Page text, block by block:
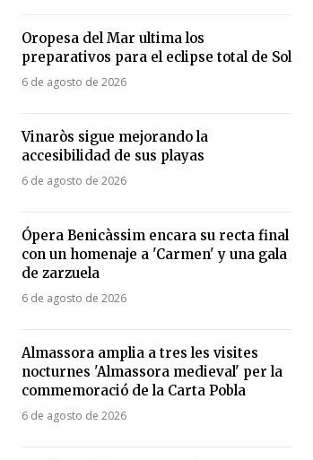
Oropesa del Mar ultima los
preparativos para el eclipse total de Sol
6 de agosto de 2026
Vinaròs sigue mejorando la
accesibilidad de sus playas
6 de agosto de 2026
Ópera Benicàssim encara su recta final
con un homenaje a 'Carmen' y una gala
de zarzuela
6 de agosto de 2026
Almassora amplia a tres les visites
nocturnes 'Almassora medieval' per la
commemoració de la Carta Pobla
6 de agosto de 2026